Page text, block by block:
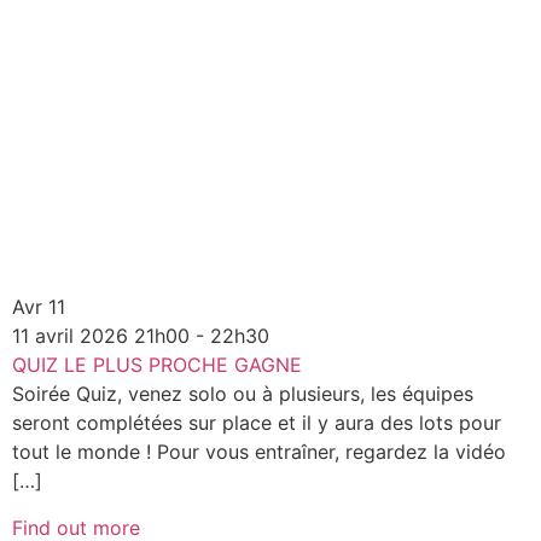
Avr 11
11 avril 2026 21h00 - 22h30
QUIZ LE PLUS PROCHE GAGNE
Soirée Quiz, venez solo ou à plusieurs, les équipes
seront complétées sur place et il y aura des lots pour
tout le monde ! Pour vous entraîner, regardez la vidéo
[…]
Find out more